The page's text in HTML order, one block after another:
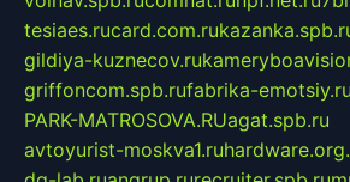
tesiaes.rucard.com.ru
gildiya-kuznecov.ru
griffoncom.spb.rufabrika-emotsiy.ru
PARK-MATROSOVA.RUagat.spb.ru
avtoyurist-moskva1.ru